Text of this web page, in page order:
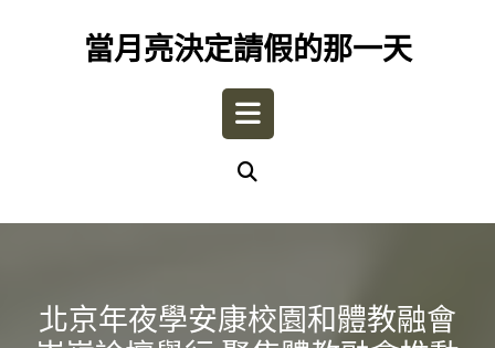
當月亮決定請假的那一天
Open
北京年夜學安康校園和體教融會